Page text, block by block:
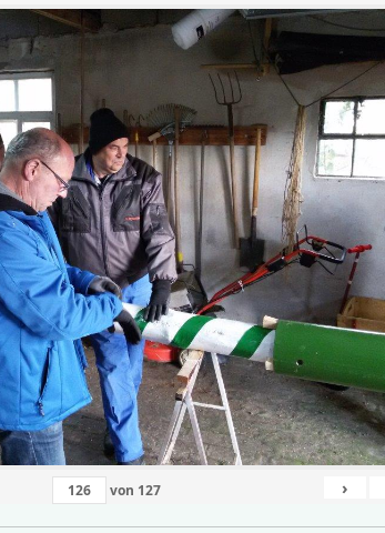
von 127 ›